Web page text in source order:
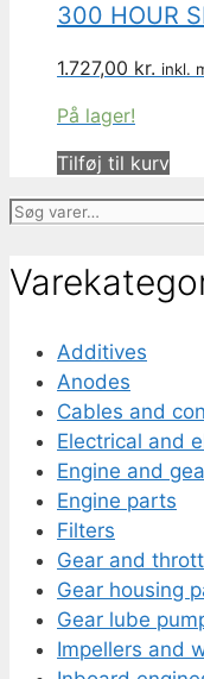
300 HOUR
1.727,00 kr. inkl.
På lager!
Tilføj til kurv
Søg
Additives
Anodes
Cables and
Electrical and
Engine and
Engine parts
Filters
Gear and
Gear housing
Gear lube
Impellers and